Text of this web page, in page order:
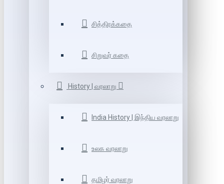
சித்திரக்கதை
சிறுவர் கதை
History | வரலாறு
India History | இந்திய வரலாறு
உலக வரலாறு
தமிழர் வரலாறு